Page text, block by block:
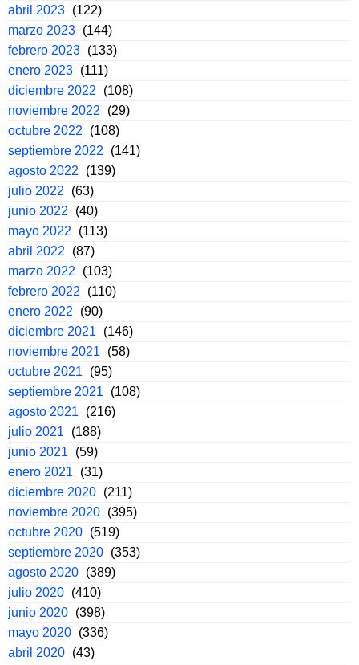
abril 2023 (122)
marzo 2023 (144)
febrero 2023 (133)
enero 2023 (111)
diciembre 2022
(108)
noviembre 2022
(29)
octubre 2022
(108)
septiembre 2022
(141)
agosto 2022
(139)
julio 2022
(63)
junio 2022
(40)
mayo 2022
(113)
abril 2022
(87)
marzo 2022
(103)
febrero 2022
(110)
enero 2022
(90)
diciembre 2021
(146)
noviembre 2021
(58)
octubre 2021
(95)
septiembre 2021
(108)
agosto 2021
(216)
julio 2021
(188)
junio 2021
(59)
enero 2021
(31)
diciembre 2020 (211)
noviembre 2020 (395)
octubre 2020 (519)
septiembre 2020 (353)
agosto 2020 (389)
julio 2020 (410)
junio 2020 (398)
mayo 2020 (336)
abril 2020 (43)